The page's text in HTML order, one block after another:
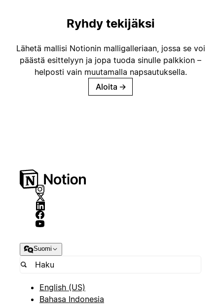
Ryhdy tekijäksi
Lähetä mallisi Notionin malligalleriaan, jossa se voi
päästä esittelyyn ja jopa tuoda sinulle palkkion –
helposti vain muutamalla napsautuksella.
Aloita →
Suomi
English (US)
Bahasa Indonesia